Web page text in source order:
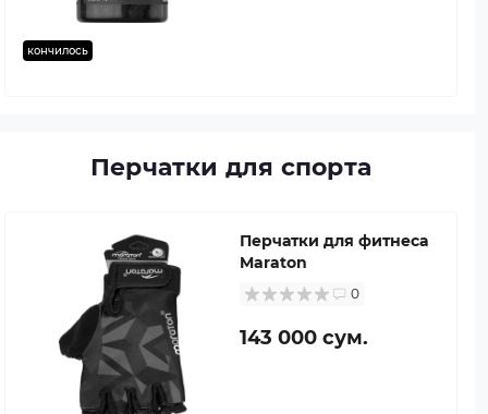
кончилось
Перчатки для спорта
Перчатки для фитнеса
Maraton
0
143 000 сум.